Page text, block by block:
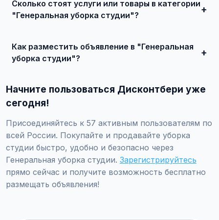
и договоритесь о сделке.
Сколько стоят услуги или товары в категории
"Генеральная уборка студии"?
Как разместить объявление в "Генеральная
уборка студии"?
клининг / Уборка студии / Генеральная уборка студии",
заполните форму и опубликуйте. Первые объявления —
бесплатно!
Начните пользоваться Дисконтбери уже
сегодня!
Присоединяйтесь к 57 активным пользователям по
всей России. Покупайте и продавайте уборка
студии быстро, удобно и безопасно через
Генеральная уборка студии. Зарегистрируйтесь
прямо сейчас и получите возможность бесплатно
размещать объявления!